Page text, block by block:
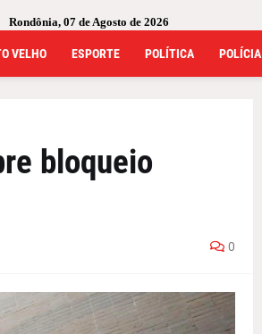
Rondônia, 07 de Agosto de 2026
VELHO ESPORTE POLÍTICA POLÍCIA
bloqueio
0